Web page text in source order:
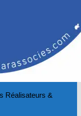
Réalisateurs &